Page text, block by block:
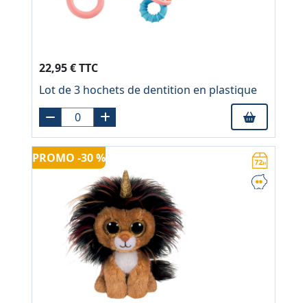
22,95 € TTC
Lot de 3 hochets de dentition en plastique
PROMO -30 %